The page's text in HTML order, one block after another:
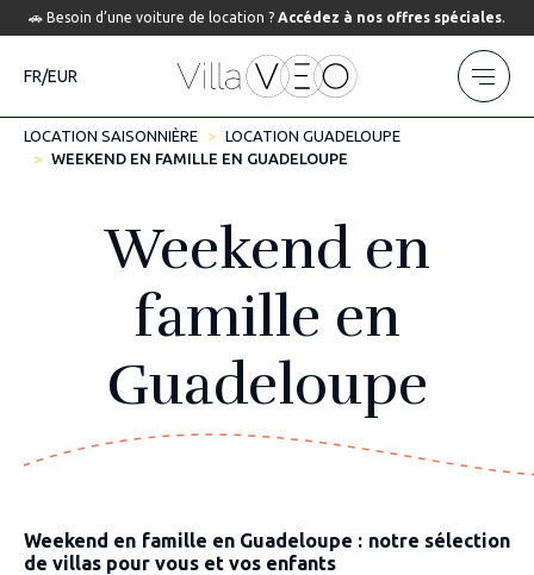
🚗 Besoin d’une voiture de location ? Accédez à nos offres spéciales.
FR/EUR
LOCATION SAISONNIÈRE
LOCATION GUADELOUPE
WEEKEND EN FAMILLE EN GUADELOUPE
Weekend en
famille en
Guadeloupe
Weekend en famille en Guadeloupe : notre sélection
de villas pour vous et vos enfants